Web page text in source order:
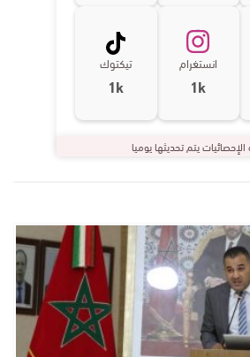
انستغرام
1k
تيكتوك
1k
يتم تحديثها يوميا